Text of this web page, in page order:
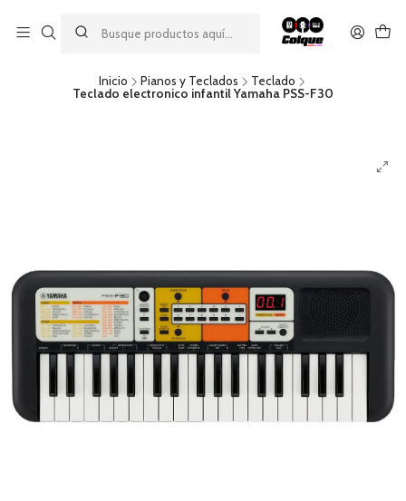
descuento por pago con transferencia bancaria
por una compra mínima de $49.990. Este descuento no es
acumulable a otras promociones ni aplicable a gastos de envío.
Inicio Pianos y Teclados
Teclado
Teclado electronico infantil Yamaha PSS-F30